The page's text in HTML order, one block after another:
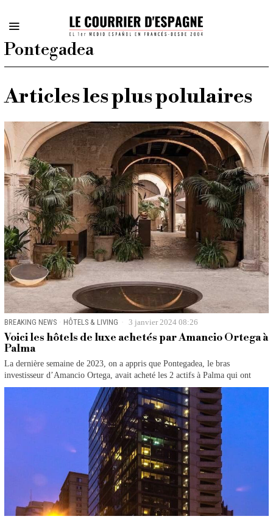
Pontegadea
Articles les plus polulaires
BREAKING NEWS · HÔTELS & LIVING 3 janvier 2024 08:26
Voici les hôtels de luxe achetés par Amancio Ortega à
Palma
La dernière semaine de 2023, on a appris que Pontegadea, le bras
investisseur d’Amancio Ortega, avait acheté les 2 actifs à Palma qui ont